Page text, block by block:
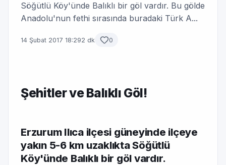
Söğütlü Köy'ünde Balıklı bir göl vardır. Bu gölde
Anadolu'nun fethi sırasında buradaki Türk A...
14 Şubat 2017 18:292 dk 0
Şehitler ve Balıklı Göl!
Erzurum Ilıca ilçesi güneyinde ilçeye
yakın 5-6 km uzaklıkta Söğütlü
Köy'ünde Balıklı bir göl vardır.